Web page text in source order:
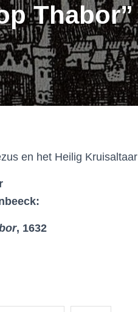
Thabor”
en het Heilig Kruisaltaar
, 1632